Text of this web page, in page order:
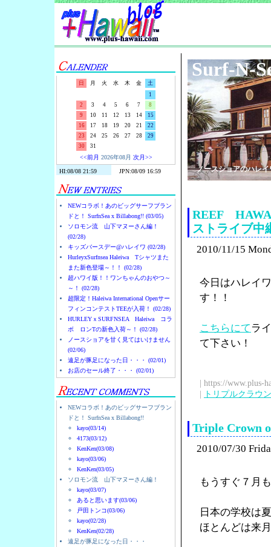
日 月 火 水 木 金
土
1
2
3 4 5 6 7
8
9
10 11 12 13 14
15
16
17 18 19 20 21
22
23
24 25 26 27 28
29
30
31
<<前月 2026年08月 次月>>
NEWコラボ！あのビッグサーフブラン
ドと！ SurfnSea x Billabong!! (03/05)
ソロモン流 山下マヌーさん編！
(02/28)
キッズバースデー@ハレイワ (02/28)
HurleyxSurfnsea Haleiwa Tシャツまた
また新色登場～！！ (02/28)
超ハワイ版！！ワンちゃんのおやつ～
～！ (02/28)
超限定！Haleiwa International Openサー
フィンコンテストTEEが入荷！ (02/28)
HURLEYｘSURFNSEA Haleiwa コラ
ボ ロンTの新色入荷～！ (02/28)
ノースショアを甘く見てはいけません
(02/06)
遠足が豚足になった日・・・ (02/01)
お店のセール終了・・・ (02/01)
NEWコラボ！あのビッグサーフブラン
ドと！ SurfnSea x Billabong!!
kayo(03/14)
4173(03/12)
KenKen(03/08)
kayo(03/06)
KenKen(03/05)
ソロモン流 山下マヌーさん編！
kayo(03/07)
あると思います(03/06)
戸田トンコ(03/06)
kayo(02/28)
KenKen(02/28)
遠足が豚足になった日・・・
Surf-N-
ノースショアのハレ
REEF
ストライブ中
2010/11/15
今日はハレイ
す！！
こちらにてラ
て下さい！
| https://www.plus-
|
トリプルクラウ
Triple Crown
2010/07/30
もうすぐ７月
日本の学校は
ほとんどは来